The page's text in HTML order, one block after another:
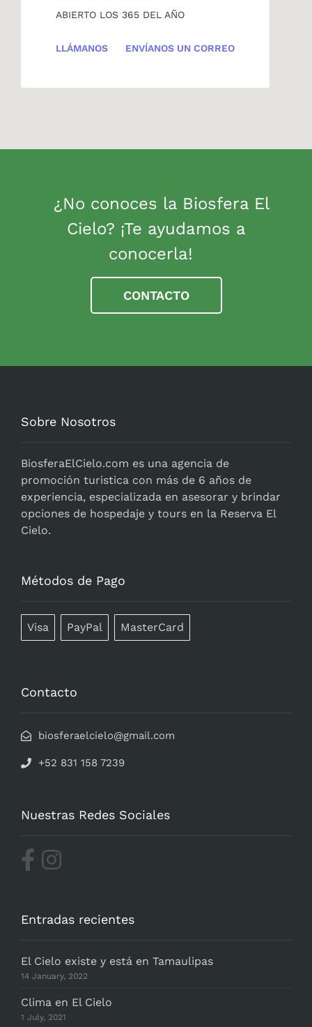
ABIERTO LOS 365 DEL AÑO
LLÁMANOS ENVÍANOS UN CORREO
¿No conoces la Biosfera El
Cielo? ¡Te ayudamos a
conocerla!
CONTACTO
Sobre Nosotros
BiosferaElCielo.com es una agencia de
promoción turistica con más de 6 años de
experiencia, especializada en asesorar y brindar
opciones de hospedaje y tours en la Reserva El
Cielo.
Métodos de Pago
Visa PayPal MasterCard
Contacto
biosferaelcielo@gmail.com
+52 831 158 7239
Nuestras Redes Sociales
Entradas recientes
El Cielo existe y está en Tamaulipas
14 January, 2022
Clima en El Cielo
1 July, 2021